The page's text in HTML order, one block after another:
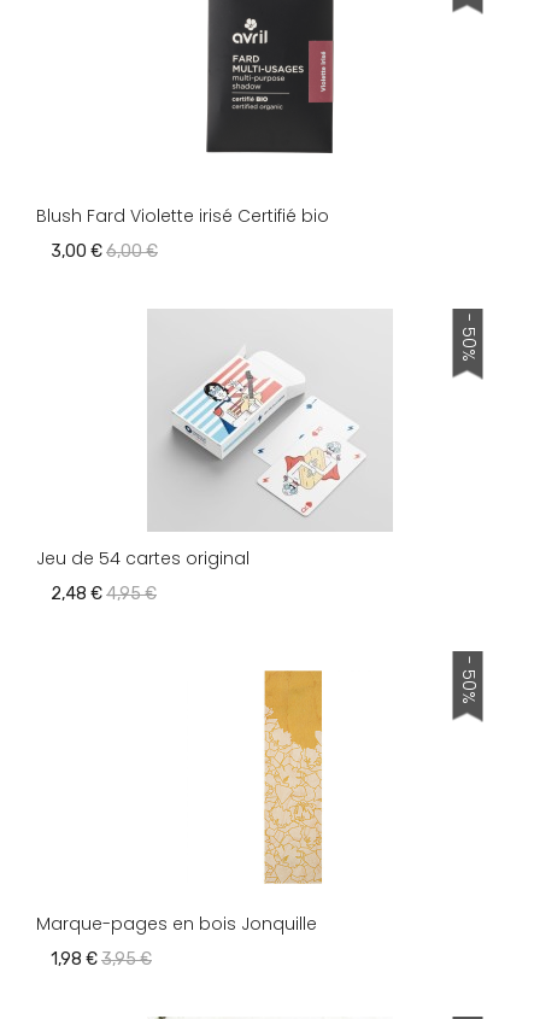
Blush Fard Violette irisé Certifié bio
3,00 €6,00 €
- 50%
Jeu de 54 cartes original
2,48 €4,95 €
- 50%
Marque-pages en bois Jonquille
1,98 €3,95 €